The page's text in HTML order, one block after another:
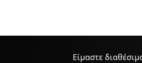
Είμαστε